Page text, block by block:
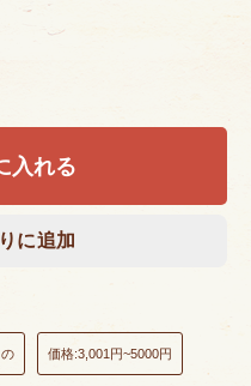
入れる
に追加
価格:3,001円~5000円